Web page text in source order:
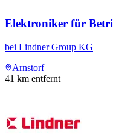
Elektroniker für
bei Lindner Group KG
Arnstorf
41 km entfernt